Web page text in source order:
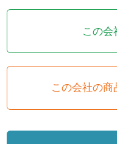
この会
この会社の商